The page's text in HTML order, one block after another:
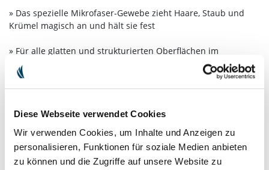
Diese Webseite verwendet Cookies
Wir verwenden Cookies, um Inhalte und Anzeigen zu
personalisieren, Funktionen für soziale Medien anbieten
zu können und die Zugriffe auf unsere Website zu
» Das spezielle Mikrofaser-Gewebe zieht Haare, Staub und
Krümel magisch an und hält sie fest
» Für alle glatten und strukturierten Oberflächen im
gesamten Haushalt geeignet
» Handgefertigt in unserer saarländischen Manufaktur –
16,90 € inkl. MwSt. zzgl. Versandkosten